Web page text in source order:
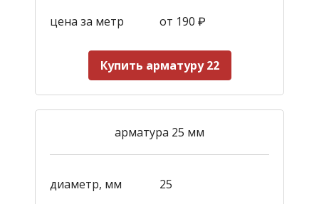
цена за метр
от 190 ₽
Купить арматуру 22
арматура 25 мм
диаметр, мм
25